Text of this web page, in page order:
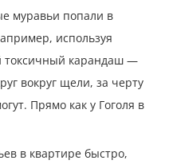
муравьи попали в
используя
токсичный карандаш —
вокруг щели, за черту
Прямо как у Гоголя в